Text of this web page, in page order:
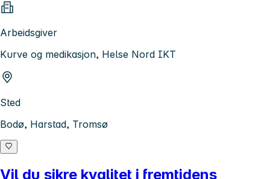
Arbeidsgiver
Kurve og medikasjon, Helse Nord IKT
Sted
Bodø, Harstad, Tromsø
Vil du sikre kvalitet i fremtidens